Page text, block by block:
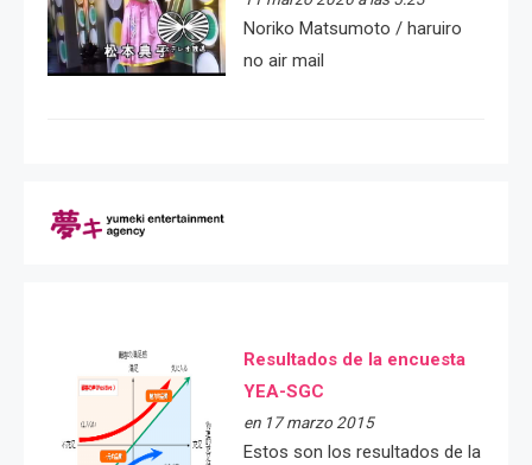
Noriko Matsumoto / haruiro
no air mail
Resultados de la encuesta
YEA-SGC
en 17 marzo 2015
Estos son los resultados de la